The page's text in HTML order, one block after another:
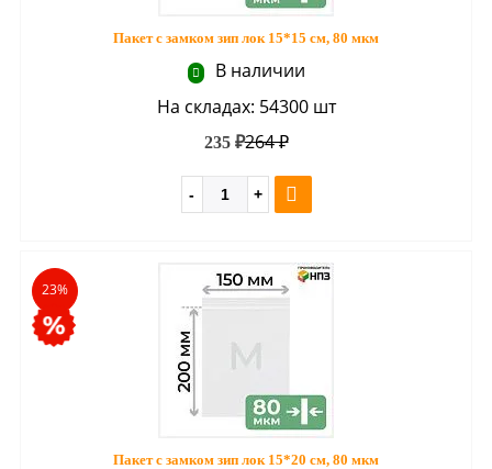
Пакет с замком зип лок 15*15 см, 80 мкм
В наличии
На складах: 54300 шт
264 ₽
235 ₽
23%
Пакет с замком зип лок 15*20 см, 80 мкм